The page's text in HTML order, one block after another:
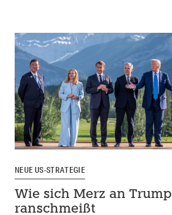
NEUE US-STRATEGIE
Wie sich Merz an Trump
ranschmeißt